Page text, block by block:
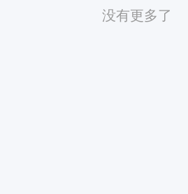
没有更多了